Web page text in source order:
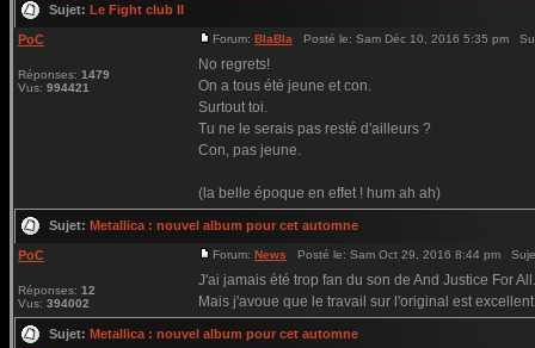
Sujet: Le Fight club II
PoC
Réponses: 1479
Vus: 994421
Forum: BlaBla Posté le: Sam Déc 10, 2016 5:35 pm
No regrets!
On a tous été jeune et con.
Surtout toi.
Tu ne le serais pas resté d'ailleurs ?
Con, pas jeune.
(la belle époque en effet ! hum ah ah)
Sujet: Metallica : nouvel album pour cet automne
PoC
Réponses: 12
Vus: 394002
Forum: News Posté le: Sam Oct 29, 2016 8:44 pm
J'ai jamais été trop fan du son de And Justice For
Mais j'avoue que le travail sur l'original est
Sujet: Metallica : nouvel album pour cet automne